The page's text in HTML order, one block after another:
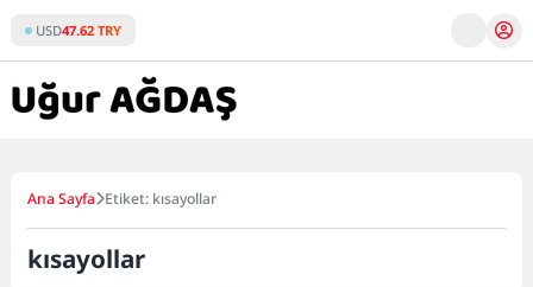
content
USD47.62 TRY
Ana Sayfa Etiket: kısayollar
kısayollar